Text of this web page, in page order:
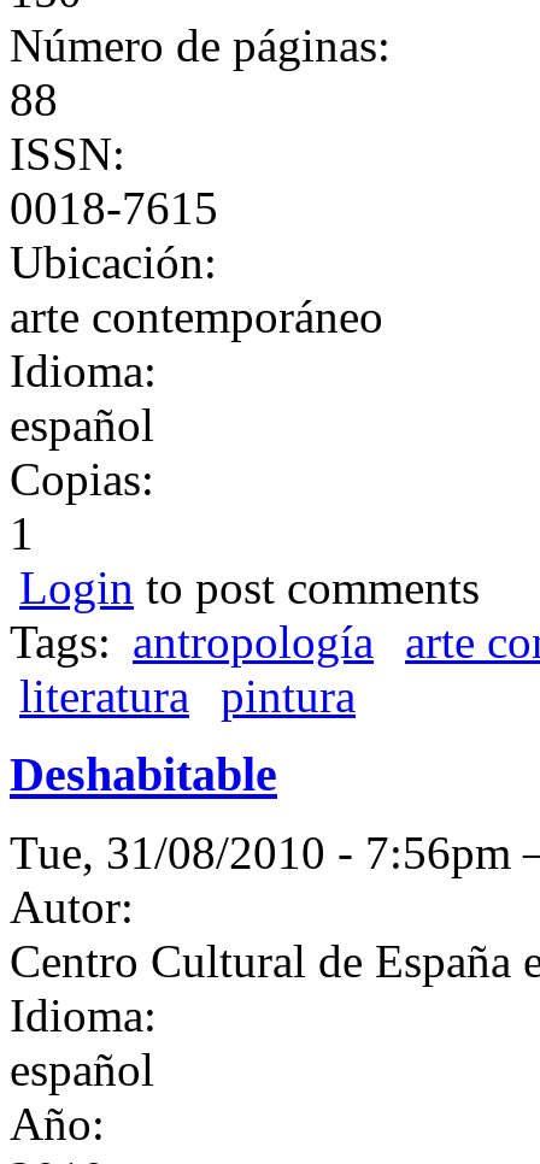
Número de páginas:
88
ISSN:
0018-7615
Ubicación:
arte contemporáneo
Idioma:
español
Copias:
1
Login to post comments
Tags: antropología
arte
literatura
pintura
Deshabitable
Tue, 31/08/2010 -
Autor:
Centro Cultural de España
Idioma:
español
Año: